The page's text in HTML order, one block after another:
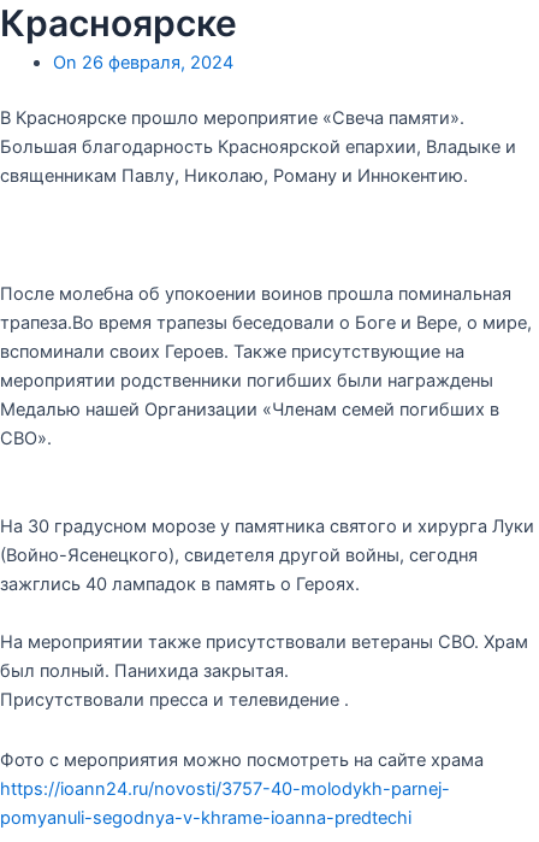
Красноярске
On 26 февраля, 2024
В Красноярске прошло мероприятие «Свеча памяти».
Большая благодарность Красноярской епархии, Владыке и
священникам Павлу, Николаю, Роману и Иннокентию.
После молебна об упокоении воинов прошла поминальная
трапеза.Во время трапезы беседовали о Боге и Вере, о мире,
вспоминали своих Героев. Также присутствующие на
мероприятии родственники погибших были награждены
Медалью нашей Организации «Членам семей погибших в
СВО».
На 30 градусном морозе у памятника святого и хирурга Луки
(Войно-Ясенецкого), свидетеля другой войны, сегодня
зажглись 40 лампадок в память о Героях.
На мероприятии также присутствовали ветераны СВО. Храм
был полный. Панихида закрытая.
Присутствовали пресса и телевидение .
Фото с мероприятия можно посмотреть на сайте храма
https://ioann24.ru/novosti/3757-40-molodykh-parnej-
pomyanuli-segodnya-v-khrame-ioanna-predtechi